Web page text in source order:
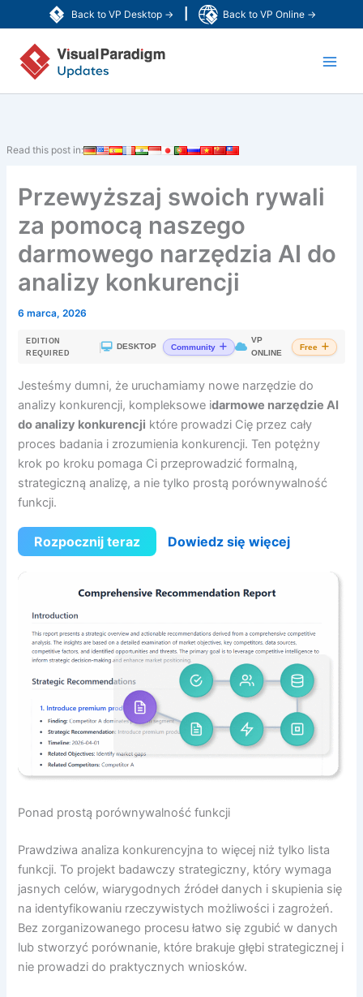
Back to VP Desktop → Back to VP Online →
do
treści
Read this post in:
Przewyższaj swoich rywali
za pomocą naszego
darmowego narzędzia AI do
analizy konkurencji
6 marca, 2026
EDITION
REQUIRED
| DESKTOP Community
VP
ONLINE
Free
Jesteśmy dumni, że uruchamiamy nowe narzędzie do
analizy konkurencji, kompleksowe idarmowe narzędzie AI
do analizy konkurencji które prowadzi Cię przez cały
proces badania i zrozumienia konkurencji. Ten potężny
krok po kroku pomaga Ci przeprowadzić formalną,
strategiczną analizę, a nie tylko prostą porównywalność
funkcji.
Rozpocznij teraz Dowiedz się więcej
Ponad prostą porównywalność funkcji
Prawdziwa analiza konkurencyjna to więcej niż tylko lista
funkcji. To projekt badawczy strategiczny, który wymaga
jasnych celów, wiarygodnych źródeł danych i skupienia się
na identyfikowaniu rzeczywistych możliwości i zagrożeń.
Bez zorganizowanego procesu łatwo się zgubić w danych
lub stworzyć porównanie, które brakuje głębi strategicznej i
nie prowadzi do praktycznych wniosków.